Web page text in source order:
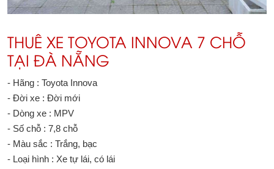
THUÊ XE TOYOTA INNOVA 7 CHỖ
TẠI ĐÀ NẴNG
- Hãng : Toyota Innova
- Đời xe : Đời mới
- Dòng xe : MPV
- Số chỗ : 7,8 chỗ
- Màu sắc : Trắng, bạc
- Loại hình : Xe tự lái, có lái